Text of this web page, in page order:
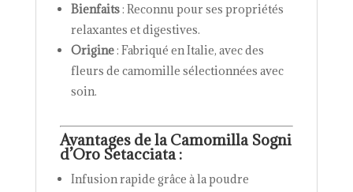
Bienfaits: Reconnu pour ses propriétés
relaxantes et digestives.
Origine: Fabriqué en Italie, avec des
fleurs de camomille sélectionnées avec
soin.
Avantages de la Camomilla Sogni
d’Oro Setacciata:
Infusion rapide grâce à la poudre